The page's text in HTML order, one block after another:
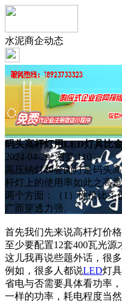
水泥商企动态
码头高杆灯用LED灯具比
2024-04-29 浏览:110
高压钠灯和金卤灯是码头
杆灯上的使用率如此之高
两个方面：（1）性价比：
广而穿透力强。
首先我们先来说高杆灯价
至少要配置12套400瓦光源
这儿我再说些题外话，很
例如，很多人都说LED灯
省电与否需要具体看功率
一样的功率，耗电程度当